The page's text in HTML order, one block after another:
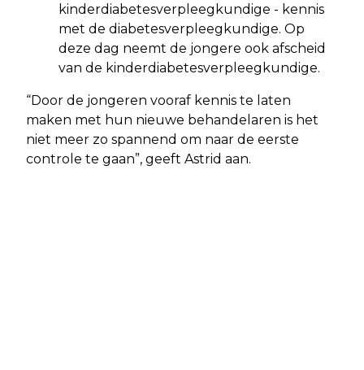
kinderdiabetesverpleegkundige - kennis
met de diabetesverpleegkundige. Op
deze dag neemt de jongere ook afscheid
van de kinderdiabetesverpleegkundige.
“Door de jongeren vooraf kennis te laten
maken met hun nieuwe behandelaren is het
niet meer zo spannend om naar de eerste
controle te gaan”, geeft Astrid aan.